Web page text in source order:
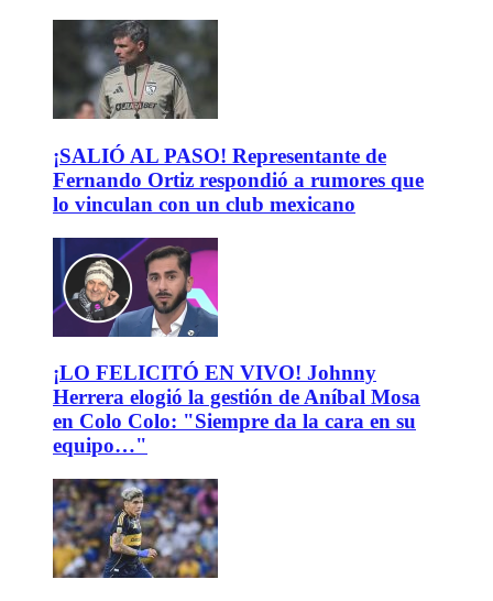
¡SALIÓ AL PASO! Representante de
Fernando Ortiz respondió a rumores que
lo vinculan con un club mexicano
¡LO FELICITÓ EN VIVO! Johnny
Herrera elogió la gestión de Aníbal Mosa
en Colo Colo: "Siempre da la cara en su
equipo…"